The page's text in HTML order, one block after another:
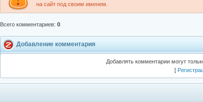
на сайт под своим именем.
Всего комментариев: 0
Добавление комментария
Добавлять комментарии могут
[